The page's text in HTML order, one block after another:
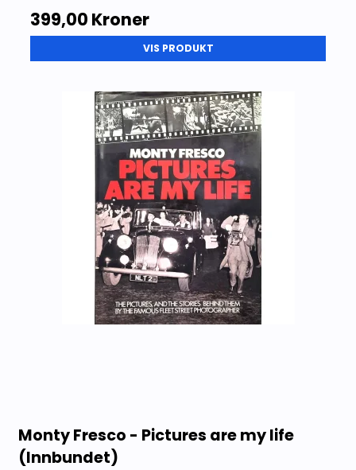
399,00 Kroner
VIS PRODUKT
Monty Fresco - Pictures are my life
(Innbundet)